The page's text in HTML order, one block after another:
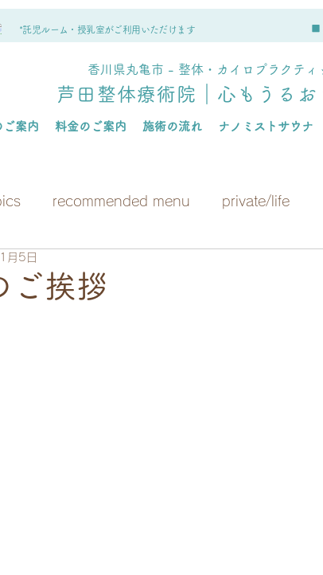
■
*託児ルーム・授乳室がご利用いただけます
香川県丸亀市 - 整体・カイロプラクティ
芦田整体療術院｜心もうるお
ご案内 料金のご案内 施術の流れ ナノミストサウナ
recommended menu private/life
ご挨拶
1月5日